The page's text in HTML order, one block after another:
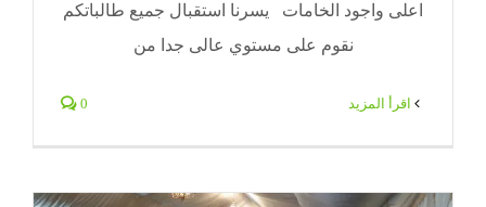
اعلى واجود الخامات يسرنا استقبال جميع طالباتكم
نقوم على مستوي عالى جدا من
0